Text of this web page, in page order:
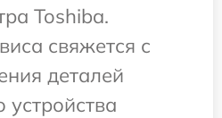
Toshiba.
свяжется с
деталей